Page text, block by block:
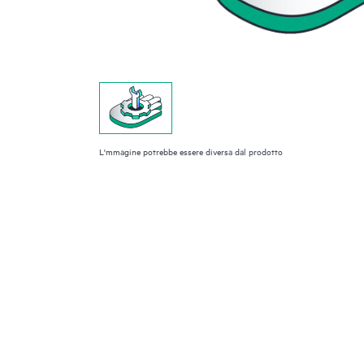
L'mmagine potrebbe essere diversa dal prodotto